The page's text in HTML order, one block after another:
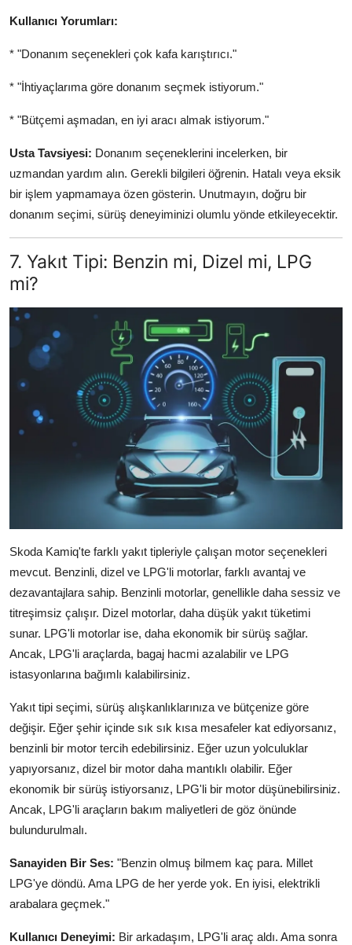
Kullanıcı Yorumları:
* "Donanım seçenekleri çok kafa karıştırıcı."
* "İhtiyaçlarıma göre donanım seçmek istiyorum."
* "Bütçemi aşmadan, en iyi aracı almak istiyorum."
Usta Tavsiyesi: Donanım seçeneklerini incelerken, bir
uzmandan yardım alın. Gerekli bilgileri öğrenin. Hatalı veya eksik
bir işlem yapmamaya özen gösterin. Unutmayın, doğru bir
donanım seçimi, sürüş deneyiminizi olumlu yönde etkileyecektir.
7. Yakıt Tipi: Benzin mi, Dizel mi, LPG
mi?
Skoda Kamiq'te farklı yakıt tipleriyle çalışan motor seçenekleri
mevcut. Benzinli, dizel ve LPG'li motorlar, farklı avantaj ve
dezavantajlara sahip. Benzinli motorlar, genellikle daha sessiz ve
titreşimsiz çalışır. Dizel motorlar, daha düşük yakıt tüketimi
sunar. LPG'li motorlar ise, daha ekonomik bir sürüş sağlar.
Ancak, LPG'li araçlarda, bagaj hacmi azalabilir ve LPG
istasyonlarına bağımlı kalabilirsiniz.
Yakıt tipi seçimi, sürüş alışkanlıklarınıza ve bütçenize göre
değişir. Eğer şehir içinde sık sık kısa mesafeler kat ediyorsanız,
benzinli bir motor tercih edebilirsiniz. Eğer uzun yolculuklar
yapıyorsanız, dizel bir motor daha mantıklı olabilir. Eğer
ekonomik bir sürüş istiyorsanız, LPG'li bir motor düşünebilirsiniz.
Ancak, LPG'li araçların bakım maliyetleri de göz önünde
bulundurulmalı.
Sanayiden Bir Ses: "Benzin olmuş bilmem kaç para. Millet
LPG'ye döndü. Ama LPG de her yerde yok. En iyisi, elektrikli
arabalara geçmek."
Kullanıcı Deneyimi: Bir arkadaşım, LPG'li araç aldı. Ama sonra